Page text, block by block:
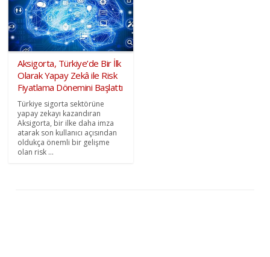
Aksigorta, Türkiye’de Bir İlk
Olarak Yapay Zekâ ile Risk
Fiyatlama Dönemini Başlattı
Türkiye sigorta sektörüne
yapay zekayı kazandıran
Aksigorta, bir ilke daha imza
atarak son kullanıcı açısından
oldukça önemli bir gelişme
olan risk ...